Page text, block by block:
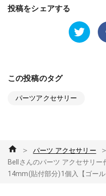
投稿をシェアする
この投稿のタグ
パーツアクセサリー
＞ パーツ アクセサリー ＞
Bellさんのパーツ アクセサリー
14mm(貼付部分)1個入【ゴール